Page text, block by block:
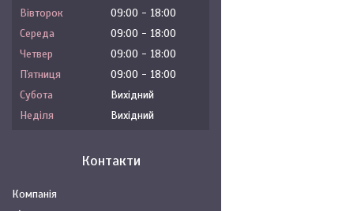
Вівторок
09:00
18:00
Середа
09:00
18:00
Четвер
09:00
18:00
Пʼятниця
09:00
18:00
Субота
Вихідний
Неділя
Вихідний
Контакти